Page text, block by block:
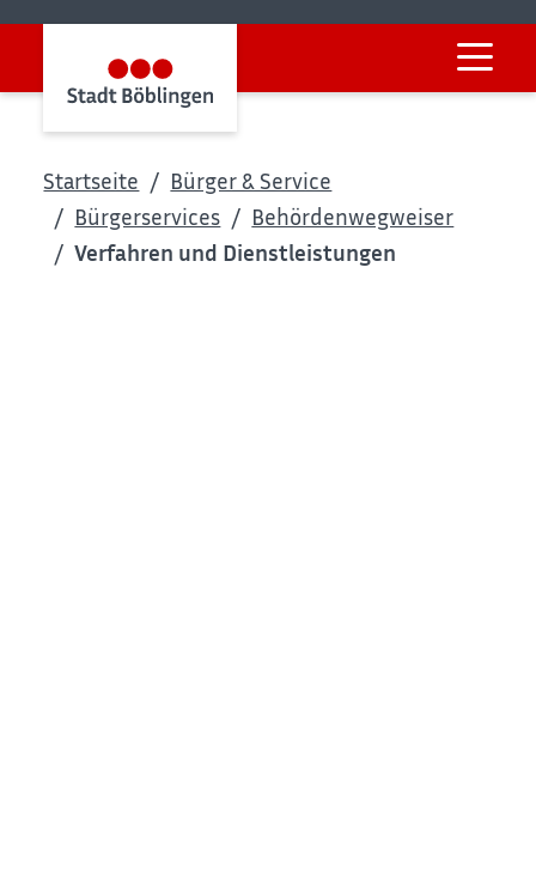
Startseite
Bürger & Service
Bürgerservices
Behördenwegweiser
Verfahren und Dienstleistungen